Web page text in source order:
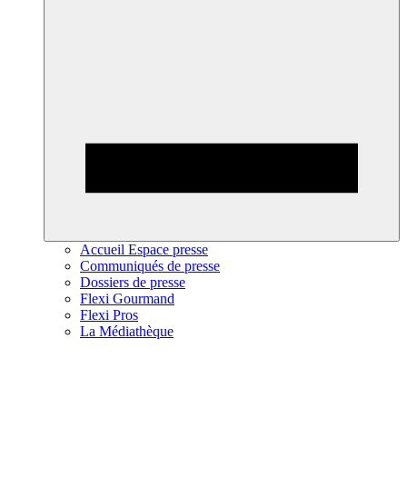
Accueil Espace presse
Communiqués de presse
Dossiers de presse
Flexi Gourmand
Flexi Pros
La Médiathèque